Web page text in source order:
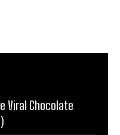
Viral Chocolate